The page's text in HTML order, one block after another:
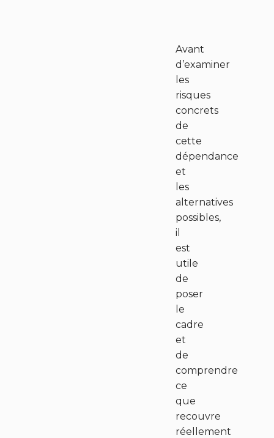
Avant
d’examiner
les
risques
concrets
de
cette
dépendance
et
les
alternatives
possibles,
il
est
utile
de
poser
le
cadre
et
de
comprendre
ce
que
recouvre
réellement